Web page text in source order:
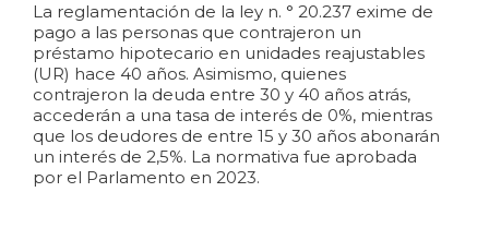
La reglamentación de la ley n. ° 20.237 exime de
pago a las personas que contrajeron un
préstamo hipotecario en unidades reajustables
(UR) hace 40 años. Asimismo, quienes
contrajeron la deuda entre 30 y 40 años atrás,
accederán a una tasa de interés de 0%, mientras
que los deudores de entre 15 y 30 años abonarán
un interés de 2,5%. La normativa fue aprobada
por el Parlamento en 2023.